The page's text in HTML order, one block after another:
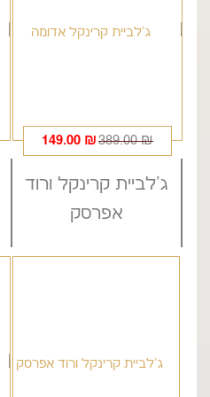
389.00₪
המחיר
המקורי
היה:
149.00 ₪
המחיר
הנוכחי
הוא:
ג'לביית קרינקל ורוד
אפרסק